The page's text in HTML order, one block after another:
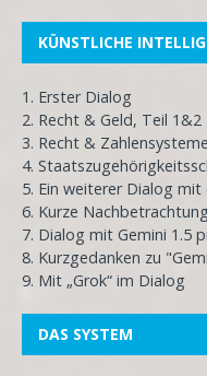
KÜNSTLICHE
1. Erster Dialog
2. Recht & Geld, Teil 1&2
3. Recht & Zahlensysteme
4.
5. Ein weiterer Dialog mit
6. Kurze Nachbetrachtung
7. Dialog mit Gemini 1.5
8. Kurzgedanken zu
9. Mit „Grok“ im Dialog
DAS SYSTEM